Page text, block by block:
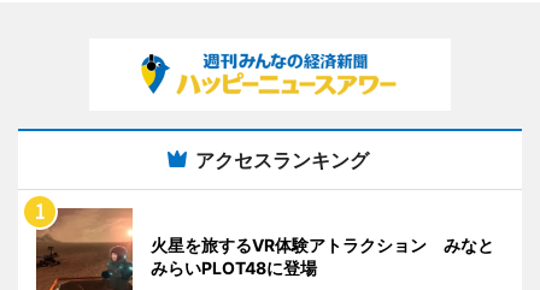
アクセスランキング
火星を旅するVR体験アトラクション みなと
みらいPLOT48に登場